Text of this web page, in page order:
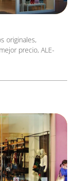
originales,
precio, ALE-